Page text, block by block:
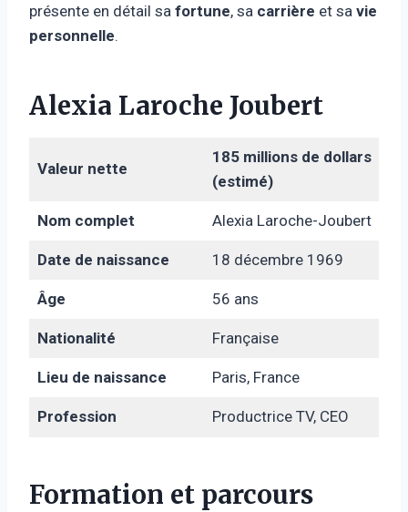
présente en détail sa fortune, sa carrière et sa vie
personnelle.
Alexia Laroche Joubert
Valeur nette
185 millions de dollars
(estimé)
Nom complet Alexia Laroche-Joubert
Date de naissance 18 décembre 1969
Âge 56 ans
Nationalité Française
Lieu de naissance Paris, France
Profession Productrice TV, CEO
Formation et parcours